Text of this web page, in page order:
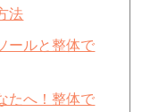
法
ールと整体で
たへ！整体で